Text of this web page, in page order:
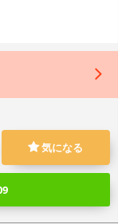
気になる